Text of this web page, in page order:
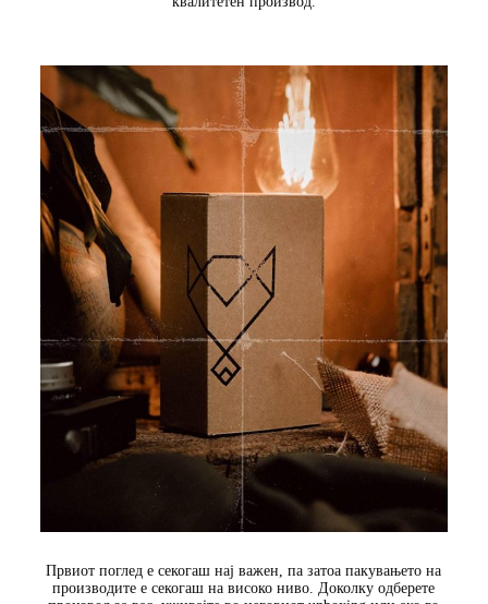
Првиот поглед е секогаш нај важен, па затоа пакувањето на
производите е секогаш на високо ниво. Доколку одберете